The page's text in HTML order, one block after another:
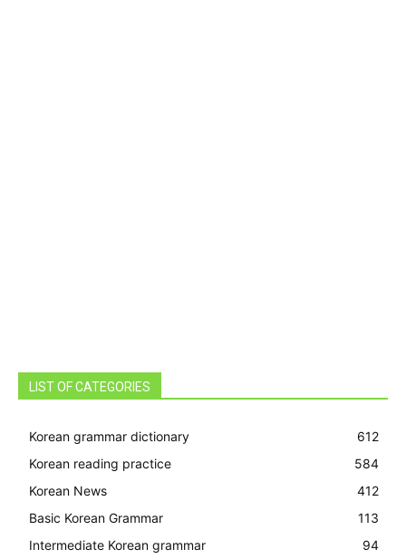
LIST OF CATEGORIES
Korean grammar dictionary
612
Korean reading practice
584
Korean News
412
Basic Korean Grammar
113
Intermediate Korean grammar
94